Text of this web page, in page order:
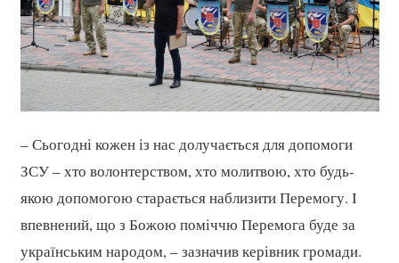
– Сьогодні кожен із нас долучається для допомоги
ЗСУ – хто волонтерством, хто молитвою, хто будь-
якою допомогою старається наблизити Перемогу. І
впевнений, що з Божою поміччю Перемога буде за
українським народом, – зазначив керівник громади.